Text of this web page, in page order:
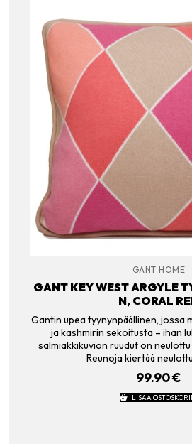
GANT HOME
GANT KEY WEST ARGYLE
N, CORAL
Gantin upea tyynynpäällinen, jossa
ja kashmirin sekoitusta – ihan
salmiakkikuvion ruudut on
Reunoja kiertää
99.90€
LISÄÄ